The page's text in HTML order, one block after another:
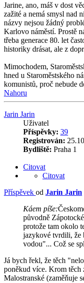
Jarine, ano, máš v dost
zažité a nemá smysl nad
názvy nejsou žádný
Karlovo náměstí. Prostě
třeba generace 80. let
historiky drásat, ale z
Mimochodem,
hned u Staroměstského
komunistů, proč nebude
Nahoru
Jarin Jarin
Uživatel
Příspěvky: 39
Registrován:
Bydliště: Praha 1
Citovat
Citovat
Příspěvek od Jarin Jarin
Káem píše:
původně
protože tam okolo
jazykové tvrdili, že
vodou"... Což se
Já bych řekl, že těch
poněkud více. Krom těch
Malostranské (zaměňuje